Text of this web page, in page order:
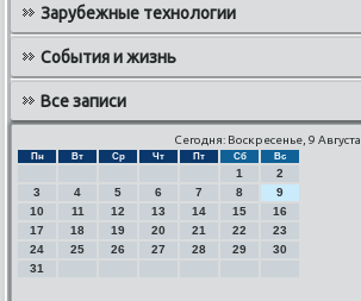
Зарубежные технологии
События и жизнь
Все записи
Сегодня: Воскресенье, 9 Августа
Пн Вт Ср Чт Пт Сб Вс
1
2
3
4 5 6 7 8
9
10
11 12 13 14 15
16
17
18 19 20 21 22
23
24
25 26 27 28 29
30
31